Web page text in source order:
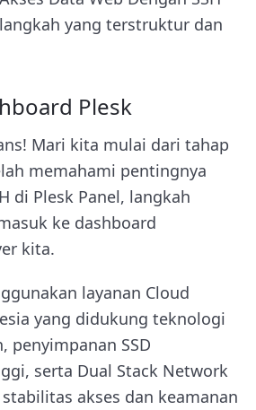
yang terstruktur dan
Plesk
Mari kita mulai dari tahap
memahami pentingnya
di Plesk Panel, langkah
ke dashboard
kita.
layanan Cloud
yang didukung teknologi
penyimpanan SSD
serta Dual Stack Network
akses dan keamanan